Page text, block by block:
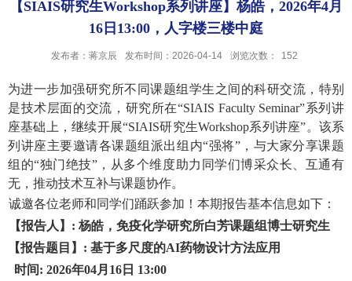
【SIAIS研究生Workshop系列讲座】杨皓，2026年4月
16日13:00，人字楼三楼中庭
发布者：蒋京辰 发布时间：2026-04-14 浏览次数： 152
为进一步加强研究所不同课题组学生之间的科研交流，特别
是技术层面的交流，研究所在“SIAIS Faculty Seminar”系列讲
座基础上，继续开展“SIAIS研究生Workshop系列讲座”。该系
列讲座主要邀请各课题组派出组内“强将”，与大家分享课题
组的“独门绝技”，从多个维度助力同学们博采众长、互通有
无，推动技术互补与课题协作。
诚邀各位老师和同学们踊跃参加！本期报告基本信息如下：
【报告人】: 杨皓，免疫化学研究所白芳课题组博士研究生
【报告题目】: 基于多尺度的AI药物设计方法应用
时间: 2026年04月16日 13:00